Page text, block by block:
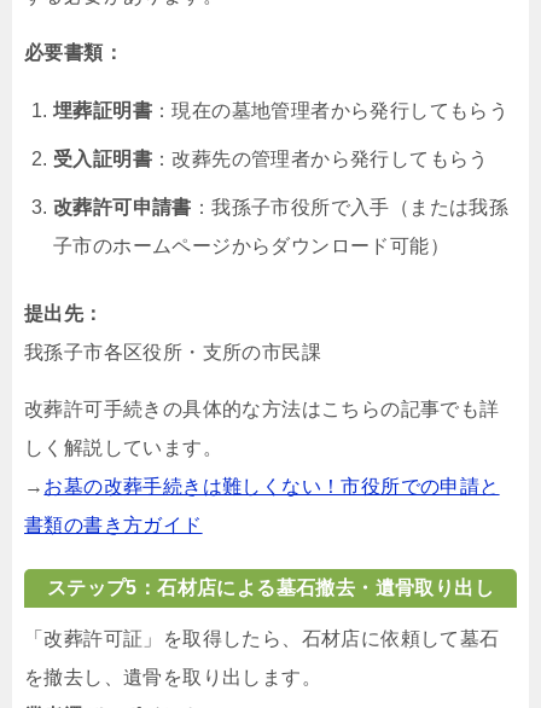
必要書類：
埋葬証明書 ：現在の墓地管理者から発行してもらう
受入証明書 ：改葬先の管理者から発行してもらう
改葬許可申請書 ：我孫子市役所で入手（または我孫
子市のホームページからダウンロード可能）
提出先：
我孫子市各区役所・支所の市民課
改葬許可手続きの具体的な方法はこちらの記事でも詳
しく解説しています。
→ お墓の改葬手続きは難しくない！市役所での申請と
書類の書き方ガイド
ステップ5：石材店による墓石撤去・遺骨取り出し
「改葬許可証」を取得したら、石材店に依頼して墓石
を撤去し、遺骨を取り出します。